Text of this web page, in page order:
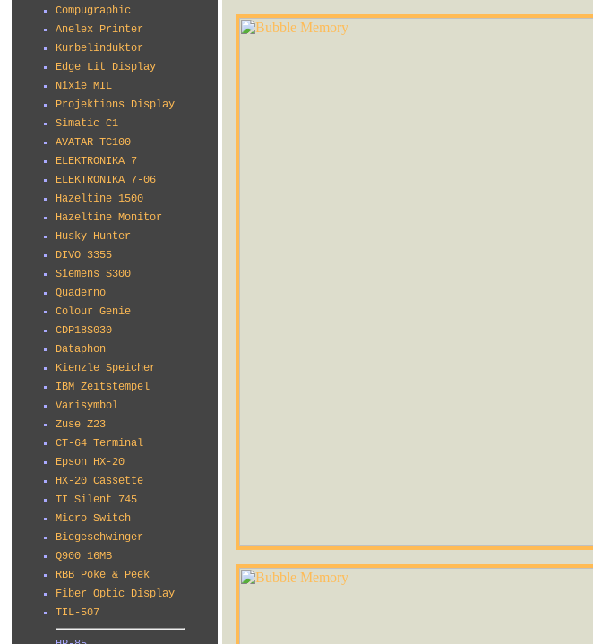
Compugraphic
Anelex Printer
Kurbelinduktor
Edge Lit Display
Nixie MIL
Projektions Display
Simatic C1
AVATAR TC100
ELEKTRONIKA 7
ELEKTRONIKA 7-06
Hazeltine 1500
Hazeltine Monitor
Husky Hunter
DIVO 3355
Siemens S300
Quaderno
Colour Genie
CDP18S030
Dataphon
Kienzle Speicher
IBM Zeitstempel
Varisymbol
Zuse Z23
CT-64 Terminal
Epson HX-20
HX-20 Cassette
TI Silent 745
Micro Switch
Biegeschwinger
Q900 16MB
RBB Poke & Peek
Fiber Optic Display
TIL-507